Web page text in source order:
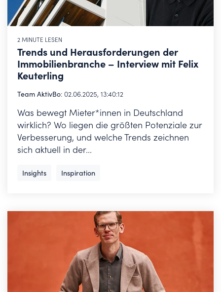
2 MINUTE LESEN
Trends und Herausforderungen der
Immobilienbranche – Interview mit Felix
Keuterling
Team AktivBo: 02.06.2025, 13:40:12
Was bewegt Mieter*innen in Deutschland
wirklich? Wo liegen die größten Potenziale zur
Verbesserung, und welche Trends zeichnen
sich aktuell in der...
Insights Inspiration